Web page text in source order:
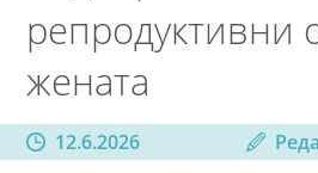
репродуктивни
жената
12.6.2026